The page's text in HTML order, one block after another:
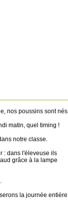
nos poussins sont nés
matin, quel timing !
notre classe.
: dans l'éleveuse ils
grâce à la lampe
la journée entière